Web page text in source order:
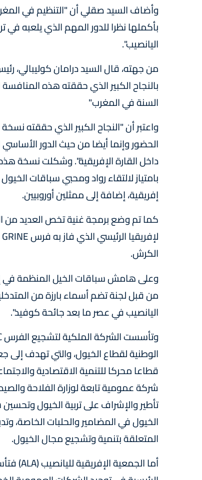
وأضاف السيد صقلي أن "التنظيم في
بأكملها نظرا للدور المهم الذي يلعبه
اليانصيب".
بالنجاح الكبير الذي حققته هذه
السنة في المغرب"
واعتبر أن "النجاح الكبير الذي حققته
الحضور وإنما أيضا من حيث الدور
داخل القارة الإفريقية". وشكلت نسخة
إفريقية، إضافة إلى ممثلين أوروبيين.
كما تم وضع برمجة غنية تخص العديد من
الكرش.
من قبل لجنة تضم أسماء بارزة من
اليانصيب في عصر ما بعد جائحة كوفيد".
الوطنية لقطاع الخيول، والتي تهدف
شركة عمومية تابعة لوزارة الفلاحة
تأطير والإشراف على تربية الخيول
الخيول في المضامير والحلبات الخاصة،
المتعلقة بتنمية وتشجيع مجال الخيول.